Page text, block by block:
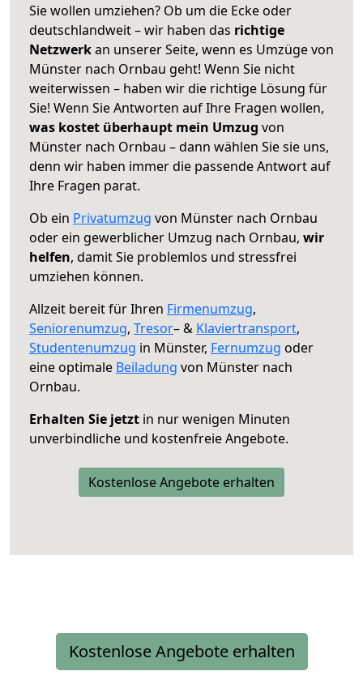
Sie wollen umziehen? Ob um die Ecke oder
deutschlandweit – wir haben das richtige
Netzwerkan unserer Seite, wenn es Umzüge von
Münster nach Ornbau geht! Wenn Sie nicht
weiterwissen – haben wir die richtige Lösung für
Sie! Wenn Sie Antworten auf Ihre Fragen wollen,
was kostet überhaupt mein Umzug von
Münster nach Ornbau – dann wählen Sie sie uns,
denn wir haben immer die passende Antwort auf
Ihre Fragen parat.
Ob ein Privatumzug von Münster nach Ornbau
oder ein gewerblicher Umzug nach Ornbau, wir
helfen, damit Sie problemlos und stressfrei
umziehen können.
Allzeit bereit für Ihren Firmenumzug,
Seniorenumzug, Tresor– & Klaviertransport,
Studentenumzug in Münster, Fernumzug oder
eine optimale Beiladung von Münster nach
Ornbau.
Erhalten Sie jetzt in nur wenigen Minuten
unverbindliche und kostenfreie Angebote.
Kostenlose Angebote erhalten
Kostenlose Angebote erhalten